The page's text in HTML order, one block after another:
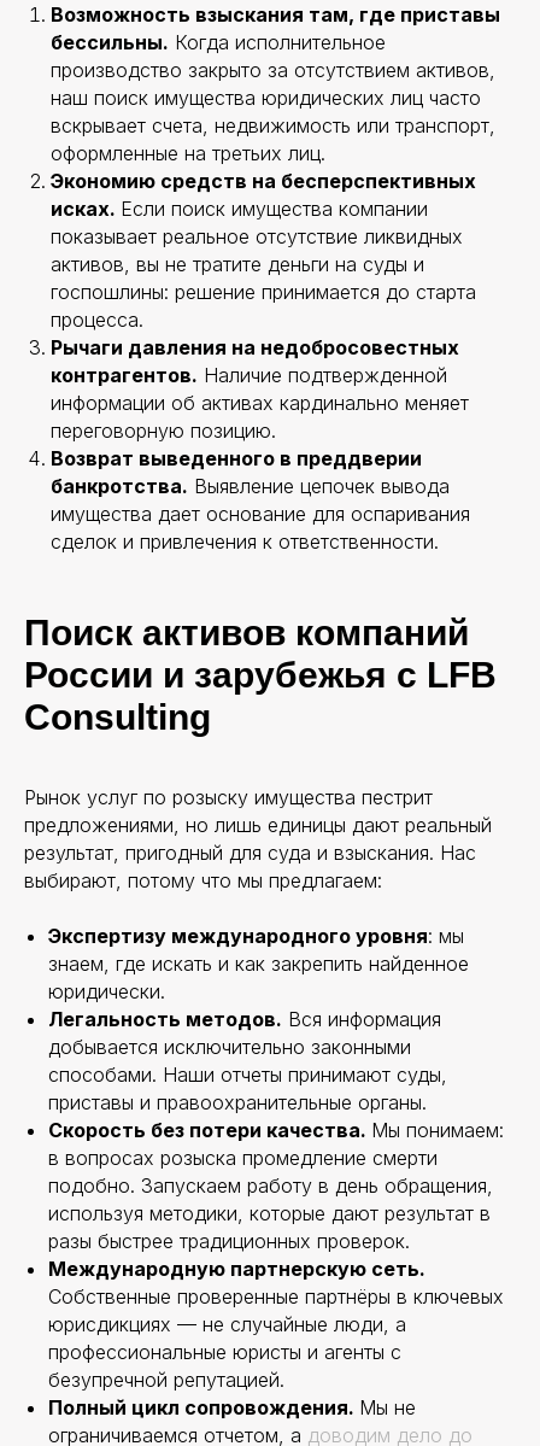
Возможность взыскания там, где приставы
бессильны. Когда исполнительное
производство закрыто за отсутствием активов,
наш поиск имущества юридических лиц часто
вскрывает счета, недвижимость или транспорт,
оформленные на третьих лиц.
Экономию средств на бесперспективных
исках. Если поиск имущества компании
показывает реальное отсутствие ликвидных
активов, вы не тратите деньги на суды и
госпошлины: решение принимается до старта
процесса.
Рычаги давления на недобросовестных
контрагентов. Наличие подтвержденной
информации об активах кардинально меняет
переговорную позицию.
Возврат выведенного в преддверии
банкротства. Выявление цепочек вывода
имущества дает основание для оспаривания
сделок и привлечения к ответственности.
Поиск активов компаний
России и зарубежья с LFB
Consulting
Рынок услуг по розыску имущества пестрит
предложениями, но лишь единицы дают реальный
результат, пригодный для суда и взыскания. Нас
выбирают, потому что мы предлагаем:
Экспертизу международного уровня: мы
знаем, где искать и как закрепить найденное
юридически.
Легальность методов. Вся информация
добывается исключительно законными
способами. Наши отчеты принимают суды,
приставы и правоохранительные органы.
Скорость без потери качества. Мы понимаем:
в вопросах розыска промедление смерти
подобно. Запускаем работу в день обращения,
используя методики, которые дают результат в
разы быстрее традиционных проверок.
Международную партнерскую сеть.
Собственные проверенные партнёры в ключевых
юрисдикциях — не случайные люди, а
профессиональные юристы и агенты с
безупречной репутацией.
Полный цикл сопровождения. Мы не
ограничиваемся отчетом, а доводим дело до